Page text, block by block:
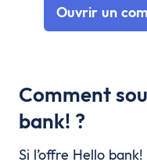
Ouvrir un
Comment
bank! ?
Si l’offre Hello